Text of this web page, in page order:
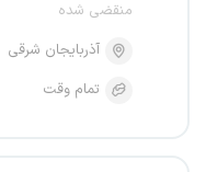
منقضی شده
آذربایجان شرقی
تمام وقت